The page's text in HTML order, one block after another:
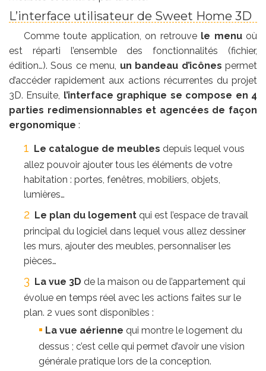
L’interface utilisateur de Sweet Home 3D
Comme toute application, on retrouve le menuoù
est réparti l’ensemble des fonctionnalités (fichier,
édition…). Sous ce menu, un bandeau d’icônes permet
d’accéder rapidement aux actions récurrentes du projet
3D. Ensuite, l’interface graphique se compose en 4
parties redimensionnables et agencées de façon
ergonomique :
Le catalogue de meubles depuis lequel vous
allez pouvoir ajouter tous les éléments de votre
habitation : portes, fenêtres, mobiliers, objets,
lumières…
Le plan du logement qui est l’espace de travail
principal du logiciel dans lequel vous allez dessiner
les murs, ajouter des meubles, personnaliser les
pièces…
La vue 3D de la maison ou de l’appartement qui
évolue en temps réel avec les actions faites sur le
plan. 2 vues sont disponibles :
La vue aérienne qui montre le logement du
dessus ; c’est celle qui permet d’avoir une vision
générale pratique lors de la conception.